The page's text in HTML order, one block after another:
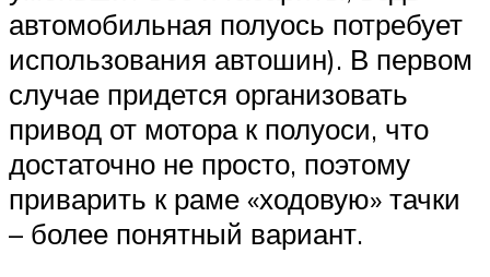
автомобильная полуось потребует
использования автошин). В первом
случае придется организовать
привод от мотора к полуоси, что
достаточно не просто, поэтому
приварить к раме «ходовую» тачки
– более понятный вариант.